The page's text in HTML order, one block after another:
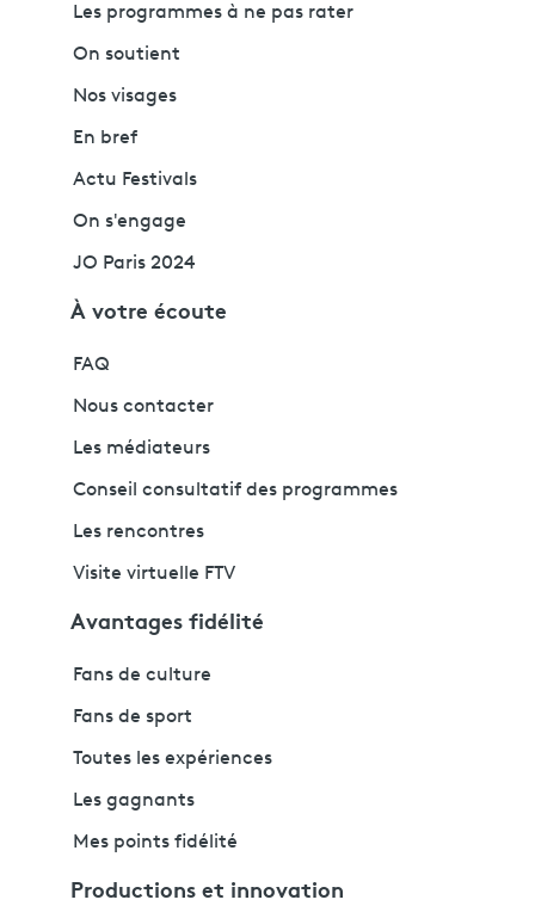
Les programmes à ne pas rater
On soutient
Nos visages
En bref
Actu Festivals
On s'engage
JO Paris 2024
À votre écoute
FAQ
Nous contacter
Les médiateurs
Conseil consultatif des programmes
Les rencontres
Visite virtuelle FTV
Avantages fidélité
Fans de culture
Fans de sport
Toutes les expériences
Les gagnants
Mes points fidélité
Productions et innovation